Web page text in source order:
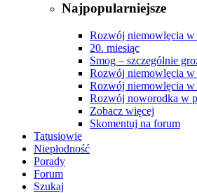
Najpopularniejsze
Rozwój niemowlęcia w
20. miesiąc
Smog – szczególnie
Rozwój niemowlęcia w
Rozwój niemowlęcia w
Rozwój noworodka w
Zobacz więcej
Skomentuj na forum
Tatusiowie
Niepłodność
Porady
Forum
Szukaj